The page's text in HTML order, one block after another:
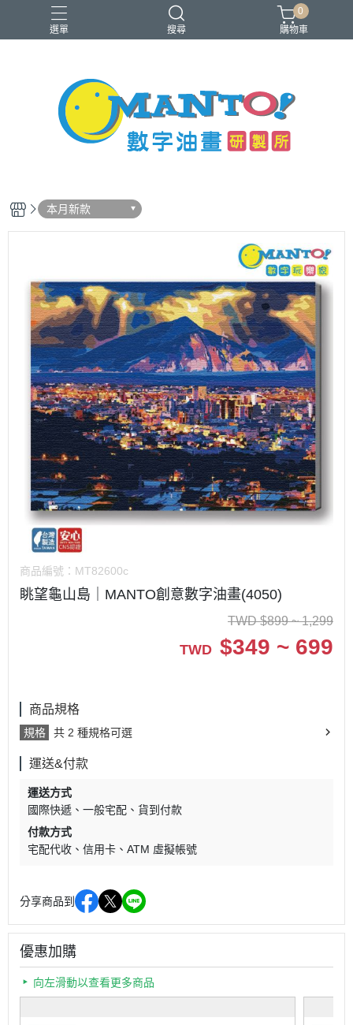
選單 搜尋
40x50cm 50x65cm
入門推薦款
本款免費升級淡彩縮時畫布
0
購物車
本月新款
商品編號： MT82600c
眺望龜山島｜MANTO創意數字油畫(4050)
TWD $899 ~ 1,299
TWD $349 ~ 699
商品規格
規格 共 2 種規格可選
運送&付款
運送方式
國際快遞
一般宅配
貨到付款
付款方式
宅配代收
信用卡 ATM 虛擬帳號
分享商品到
優惠加購
向左滑動以查看更多商品